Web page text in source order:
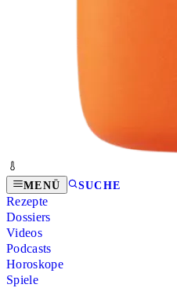
MENÜ SUCHE
Rezepte
Dossiers
Videos
Podcasts
Horoskope
Spiele